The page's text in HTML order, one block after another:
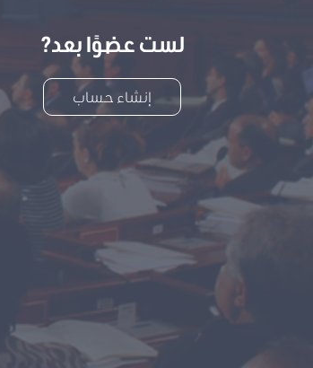
لست عضوًا بعد?
إنشاء حساب